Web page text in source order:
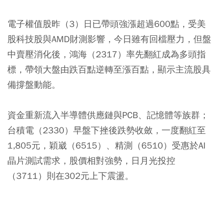
電子權值股昨（3）日已帶頭強漲超過600點，受美
股科技股與AMD財測影響，今日雖有回檔壓力，但盤
中賣壓消化後，鴻海（2317）率先翻紅成為多頭指
標，帶領大盤由跌百點逆轉至漲百點，顯示主流股具
備撐盤動能。
資金重新流入半導體供應鏈與PCB、記憶體等族群；
台積電（2330）早盤下挫後跌勢收斂，一度翻紅至
1,805元，穎崴（6515）、精測（6510）受惠於AI
晶片測試需求，股價相對強勢，日月光投控
（3711）則在302元上下震盪。